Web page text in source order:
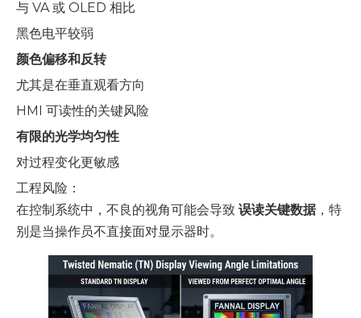
与 VA 或 OLED 相比
黑色电平较弱
颜色偏移和反转
尤其是在垂直观看方向
HMI 可读性的关键风险
有限的光学均匀性
对过程变化更敏感
工程风险：
在控制系统中，不良的视角可能会导致 误读关键数据，特
别是当操作员不直接面对显示器时。